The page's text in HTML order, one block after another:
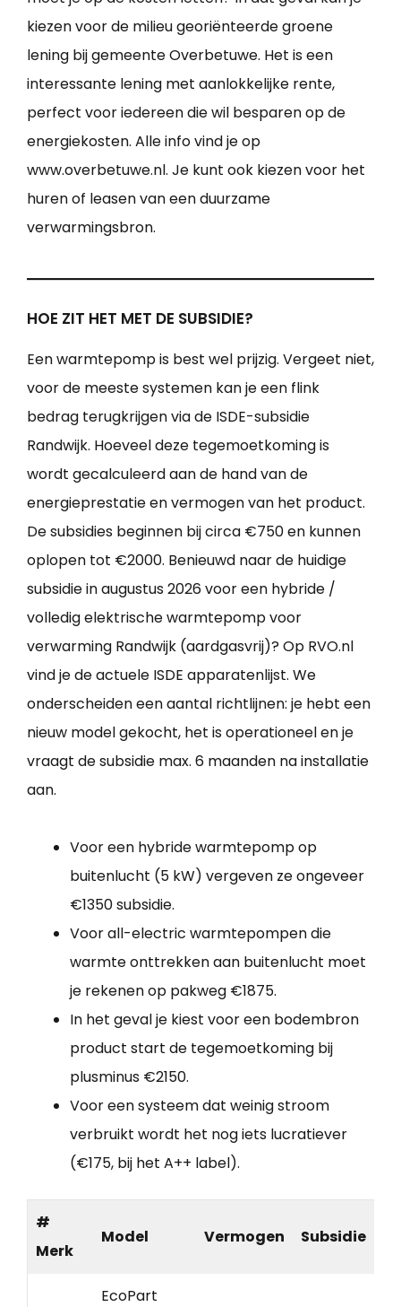
kiezen voor de milieu georiënteerde groene
lening bij gemeente Overbetuwe. Het is een
interessante lening met aanlokkelijke rente,
perfect voor iedereen die wil besparen op de
energiekosten. Alle info vind je op
www.overbetuwe.nl. Je kunt ook kiezen voor het
huren of leasen van een duurzame
verwarmingsbron.
HOE ZIT HET MET DE SUBSIDIE?
Een warmtepomp is best wel prijzig. Vergeet niet,
voor de meeste systemen kan je een flink
bedrag terugkrijgen via de ISDE-subsidie
Randwijk. Hoeveel deze tegemoetkoming is
wordt gecalculeerd aan de hand van de
energieprestatie en vermogen van het product.
De subsidies beginnen bij circa €750 en kunnen
oplopen tot €2000. Benieuwd naar de huidige
subsidie in augustus 2026 voor een hybride /
volledig elektrische warmtepomp voor
verwarming Randwijk (aardgasvrij)? Op RVO.nl
vind je de actuele ISDE apparatenlijst. We
onderscheiden een aantal richtlijnen: je hebt een
nieuw model gekocht, het is operationeel en je
vraagt de subsidie max. 6 maanden na installatie
aan.
Voor een hybride warmtepomp op
buitenlucht (5 kW) vergeven ze ongeveer
€1350 subsidie.
Voor all-electric warmtepompen die
warmte onttrekken aan buitenlucht moet
je rekenen op pakweg €1875.
In het geval je kiest voor een bodembron
product start de tegemoetkoming bij
plusminus €2150.
Voor een systeem dat weinig stroom
verbruikt wordt het nog iets lucratiever
(€175, bij het A++ label).
#
Merk
Model Vermogen Subsidie
EcoPart